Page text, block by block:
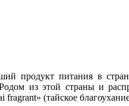
продукт питания в
из этой страны и
fragrant» (тайское